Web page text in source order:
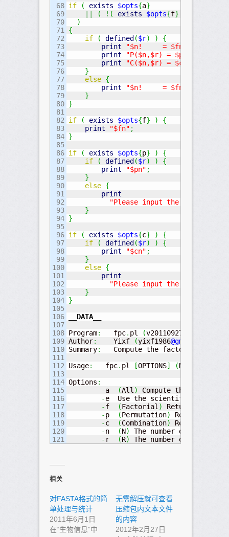
68
69
70
71
72
73
74
75
76
77
78
79
80
81
82
83
84
85
86
87
88
89
90
91
92
93
94
95
96
97
98
99
100
101
102
103
104
105
106
107
108
109
110
111
112
113
114
115
116
117
118
119
120
121
if
( exists $opts{a}
( ! ( exists $opts{f}
)
{
if
( defined ($r) )
{
print
"$n!     = $fn"
print
"P($n,$r) = $pn"
print
"C($n,$r) = $cn"
}
else {
print
"$n!     = $fn"
}
}
if
( exists $opts{f} )
{
print
"$fn" ;
}
if
( exists $opts{p} )
{
if
( defined ($r) )
{
print
"$pn" ;
}
else {
print
"Please input the "
}
}
if
( exists $opts{c} )
{
if
( defined ($r) )
{
print
"$cn" ;
}
else {
print
"Please input the "
}
}
__DATA__
Program:
   fpc
. pl (v20110927
Author:
    Yixf
(yixf1986@gmail
Summary:
   Compute the factorial
Usage:
   fpc
. pl [OPTIONS] (N
Options :
-a (All) Compute the factorial
-e  Use the scientific notation
-f (Factorial)
Return the
-p (Permutation)
Return the
-c (Combination)
Return the
-n (N)
The number of
- r (R) The number of elements
相关
对FASTA格式的简
单处理与统计
2011年6月1日
在“生物信息”中
无需解压就可查看
压缩包内文本文件
的内容
2012年2月27日